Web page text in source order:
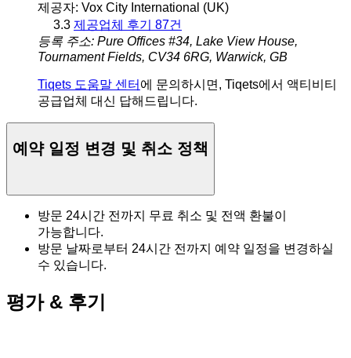
제공자: Vox City International (UK)
3.3 제공업체 후기 87건
등록 주소: Pure Offices #34, Lake View House,
Tournament Fields, CV34 6RG, Warwick, GB
Tiqets 도움말 센터 에 문의하시면, Tiqets에서 액티비티
공급업체 대신 답해드립니다.
예약 일정 변경 및 취소 정책
방문 24시간 전까지 무료 취소 및 전액 환불이
가능합니다.
방문 날짜로부터 24시간 전까지 예약 일정을 변경하실
수 있습니다.
평가 & 후기